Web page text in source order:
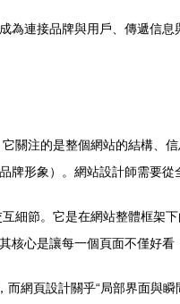
為連接品牌與用戶、傳遞信
關注的是整個網站的結構、
牌形象）。網站設計師需要
細節。它是在網站整體框架
心是讓每一個頁面不僅好看
網頁設計關乎“局部界面與瞬